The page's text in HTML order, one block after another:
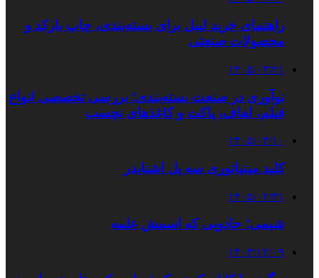
راهنمای خرید لیبل برای بسته‌بندی، چاپ بارکد و
محصولات صنعتی
۱۴۰۵/۰۳/۲۱
نوآوری در صنعت بسته‌بندی؛ بررسی تخصصی انواع
فیلم، لفاف، پاکت و کاغذهای نچسب
۱۴۰۵/۰۳/۱۰
کلید مینیاتوری سه پل اشنایدر
۱۴۰۵/۰۲/۳۱
شیمی؛ جادویی که اسمش علمه
۱۴۰۳/۱۲/۰۹